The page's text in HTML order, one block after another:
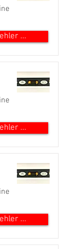
...
...
...